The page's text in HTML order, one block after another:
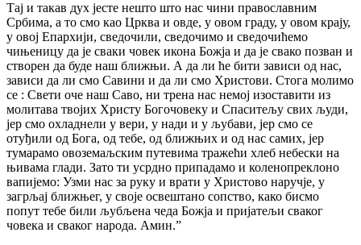
Тај и такав дух јесте нешто што нас чини православним
Србима, а то смо као Црква и овде, у овом граду, у овом крају,
у овој Епархији, сведочили, сведочимо и сведочићемо
чињеницу да је сваки човек икона Божја и да је свако позван и
створен да буде наш ближњи. А да ли ће бити зависи од нас,
зависи да ли смо Савини и да ли смо Христови. Стога молимо
се : Свети оче наш Саво, ни трена нас немој изоставити из
молитава твојих Христу Богочовеку и Спаситељу свих људи,
јер смо охладнели у вери, у нади и у љубави, јер смо се
отуђили од Бога, од тебе, од ближњих и од нас самих, јер
тумарамо овоземаљским путевима тражећи хлеб небески на
њивама глади. Зато ти усрдно припадамо и коленопреклоно
вапијемо: Узми нас за руку и врати у Христово наручје, у
загрљај ближњег, у своје освештано сопство, како бисмо
попут тебе били љубљена чеда Божја и пријатељи сваког
човека и сваког народа. Амин.”